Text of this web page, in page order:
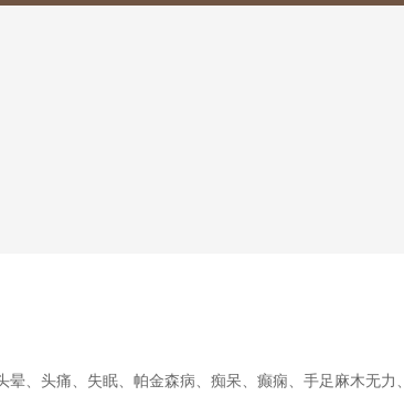
晕、头痛、失眠、帕金森病、痴呆、癫痫、手足麻木无力